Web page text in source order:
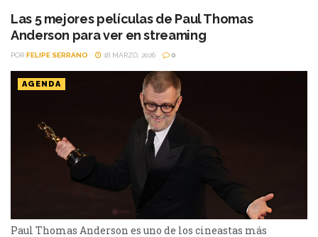
Anderson combina acción, drama...
Las 5 mejores películas de Paul Thomas
Anderson para ver en streaming
POR FELIPE SERRANO 18 MARZO, 2026 0
AGENDA
Paul Thomas Anderson es uno de los cineastas más